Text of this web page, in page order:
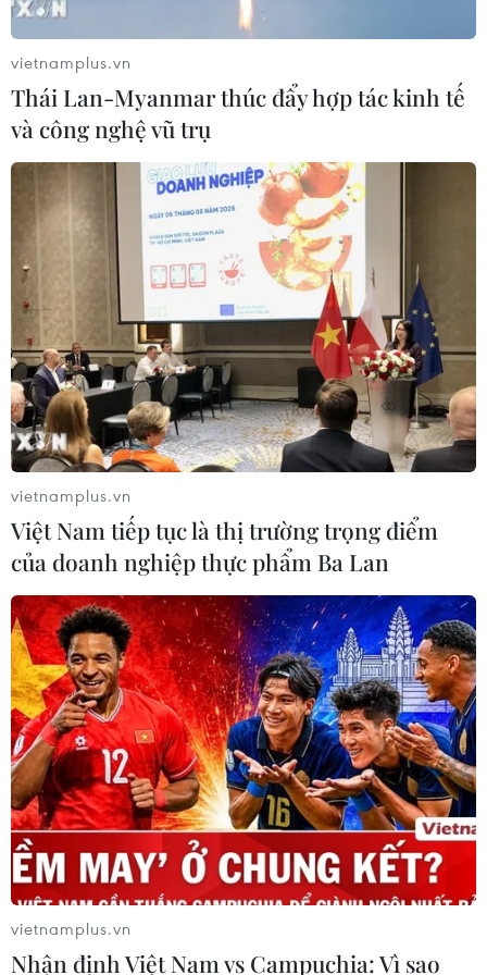
Hoàn thành khối lượng lớn các quy hoạch
xây dựng, đô thị và nông thôn
31/05/2022 04:49
Đến nay, một khối lượng lớn các loại quy hoạch xây
dựng, quy hoạch đô thị, nông thôn đã hoàn thành; tính
lệ lập quy hoạch chung đô thị đạt 100%.
Quy hoạch cần chỉ ra tiềm năng, lợi thế,
giải pháp phát huy nguồn lực
vietnamplus.vn
Thái Lan-Myanmar thúc đẩy hợp tác kinh tế
và công nghệ vũ trụ
vietnamplus.vn
Việt Nam tiếp tục là thị trường trọng điểm
của doanh nghiệp thực phẩm Ba Lan
vietnamplus.vn
Nhận định Việt Nam vs Campuchia: Vì sao